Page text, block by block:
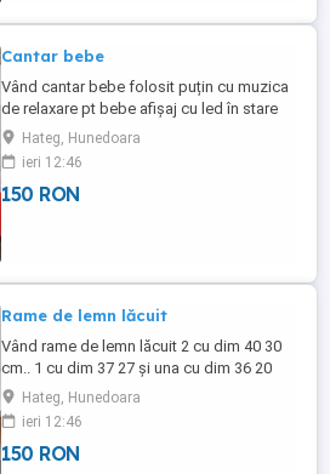
Cantar bebe
Vând cantar bebe folosit puțin cu muzica
de relaxare pt bebe afișaj cu led în stare
buna nu trimit prin curier se vinde de la
domiciliu
Hateg, Hunedoara
ieri 12:46
150 RON
Rame de lemn lăcuit
Vând rame de lemn lăcuit 2 cu dim 40 30
cm.. 1 cu dim 37 27 și una cu dim 36 20
Hateg, Hunedoara
ieri 12:46
150 RON